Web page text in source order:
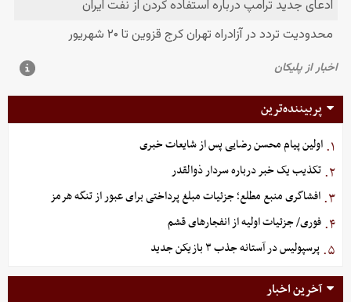
پربیننده‌ترین
۱. اولین پیام محسن رضایی پس از شایعات خبری
۲. تکذیب یک خبر درباره سردار ذوالقدر
۳. افشاگری منبع مطلع؛ جزئیات مبلغ پرداختی برای عبور از تنگه هرمز
۴. فوری/ جزئیات اولیه از انفجارهای قشم
۵. پرسپولیس در آستانه جذب ۳ بازیکن جدید
آخرین اخبار